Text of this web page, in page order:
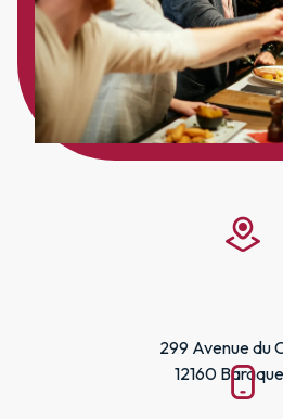
299 Avenue du
12160